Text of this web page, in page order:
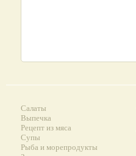
Салаты
Выпечка
Рецепт из мяса
Супы
Рыба и морепродукты